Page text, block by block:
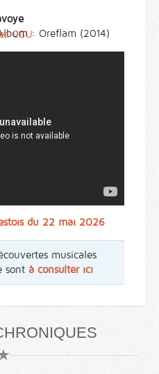
: Oreflam (2014)
du 22 mai 2026
musicales
sont à consulter ici
CGU